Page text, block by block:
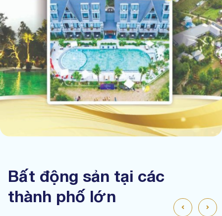
Bất động sản tại các
thành phố lớn